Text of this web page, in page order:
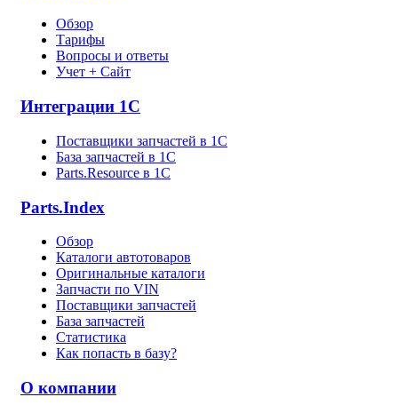
Обзор
Тарифы
Вопросы и ответы
Учет + Сайт
Интеграции 1С
Поставщики запчастей в 1C
База запчастей в 1С
Parts.Resource в 1C
Parts.Index
Обзор
Каталоги автотоваров
Оригинальные каталоги
Запчасти по VIN
Поставщики запчастей
База запчастей
Статистика
Как попасть в базу?
О компании